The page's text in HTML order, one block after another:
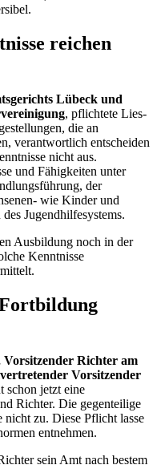
reichen
Lübeck und
, pflichtete Lies-
die an
verantwortlich entscheiden
nicht aus.
und Fähigkeiten unter
der
wie Kinder und
Jugendhilfesystems.
Ausbildung noch in der
Kenntnisse
Richter am
Vorsitzender
schon jetzt eine
Richter. Die gegenteilige
zu. Diese Pflicht lasse
entnehmen.
sein Amt nach bestem